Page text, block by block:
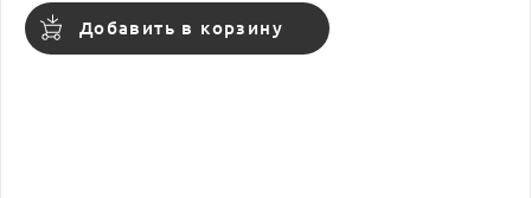
Добавить в корзину